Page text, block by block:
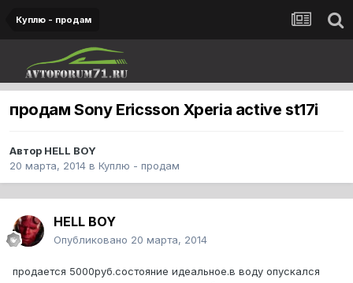
Куплю - продам
продам Sony Ericsson Xperia active st17i
Автор HELL BOY
20 марта, 2014 в Куплю - продам
HELL BOY
Опубликовано 20 марта, 2014
продается 5000руб.состояние идеальное.в воду опускался